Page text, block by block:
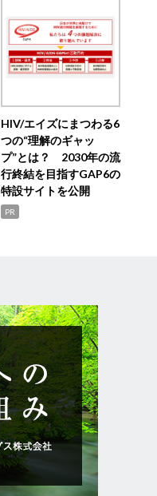
HIV/エイズにまつわる6
つの“理解のギャッ
プ”とは？ 2030年の流
行終結を目指すGAP6の
特設サイトを公開
PR